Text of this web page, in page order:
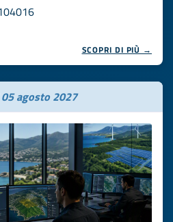
SCOPRI DI PIÙ →
05 agosto 2027